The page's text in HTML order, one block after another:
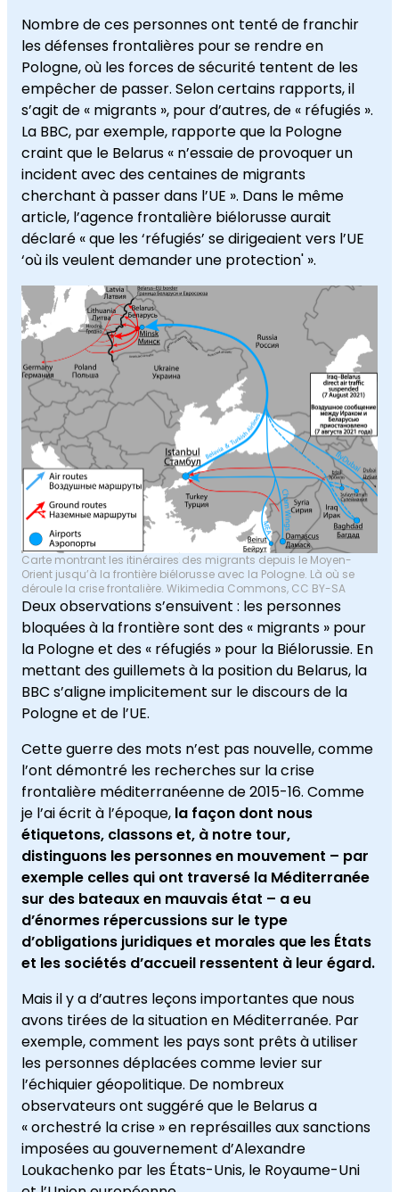
Nombre de ces personnes ont tenté de franchir
les défenses frontalières pour se rendre en
Pologne, où les forces de sécurité tentent de les
empêcher de passer. Selon certains rapports, il
s’agit de « migrants », pour d’autres, de « réfugiés ».
La BBC, par exemple, rapporte que la Pologne
craint que le Belarus « n’essaie de provoquer un
incident avec des centaines de migrants
cherchant à passer dans l’UE ». Dans le même
article, l’agence frontalière biélorusse aurait
déclaré « que les ‘réfugiés’ se dirigeaient vers l’UE
‘où ils veulent demander une protection' ».
Carte montrant les itinéraires des migrants depuis le Moyen-
Orient jusqu’à la frontière biélorusse avec la Pologne. Là où se
déroule la crise frontalière. Wikimedia Commons, CC BY-SA
Deux observations s’ensuivent : les personnes
bloquées à la frontière sont des « migrants » pour
la Pologne et des « réfugiés » pour la Biélorussie. En
mettant des guillemets à la position du Belarus, la
BBC s’aligne implicitement sur le discours de la
Pologne et de l’UE.
Cette guerre des mots n’est pas nouvelle, comme
l’ont démontré les recherches sur la crise
frontalière méditerranéenne de 2015-16. Comme
je l’ai écrit à l’époque, la façon dont nous
étiquetons, classons et, à notre tour,
distinguons les personnes en mouvement – par
exemple celles qui ont traversé la Méditerranée
sur des bateaux en mauvais état – a eu
d’énormes répercussions sur le type
d’obligations juridiques et morales que les États
et les sociétés d’accueil ressentent à leur égard.
Mais il y a d’autres leçons importantes que nous
avons tirées de la situation en Méditerranée. Par
exemple, comment les pays sont prêts à utiliser
les personnes déplacées comme levier sur
l’échiquier géopolitique. De nombreux
observateurs ont suggéré que le Belarus a
« orchestré la crise » en représailles aux sanctions
imposées au gouvernement d’Alexandre
Loukachenko par les États-Unis, le Royaume-Uni